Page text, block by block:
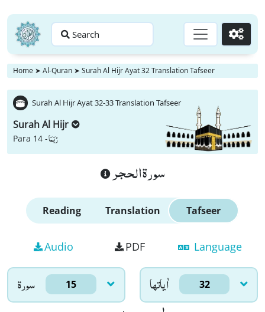
Search Go
Home ➤ Al-Quran ➤ Surah Al Hijr Ayat 32 Translation Tafseer
Surah Al Hijr Ayat 32-33 Translation Tafseer
Surah Al Hijr
Para 14 -رُبَمَا
سورة الحجر
Reading Translation Tafseer
Audio PDF Language
سورۃ 15 اٰياتها 32